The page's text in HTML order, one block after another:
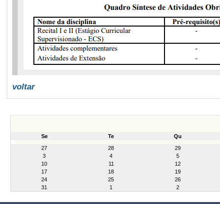
voltar
Se Te
Qu
27
28
29
3
4
5
10
11
12
17
18
19
24
25
26
31
1 2